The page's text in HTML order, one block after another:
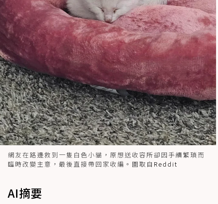
網友在路邊救到一隻白色小貓，原想送收容所卻因手續繁瑣而
臨時改變主意，最後直接帶回家收編。圖取自 Reddit
AI摘要